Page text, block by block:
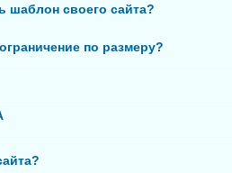
шаблон своего сайта?
по размеру?